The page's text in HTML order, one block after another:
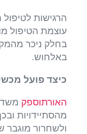
הרגישות
עוצמת הטיפול
בחלק ניכר
באלחוש.
כיצד פועל
האורתוספק
מהסתיידויות
ולשחרור